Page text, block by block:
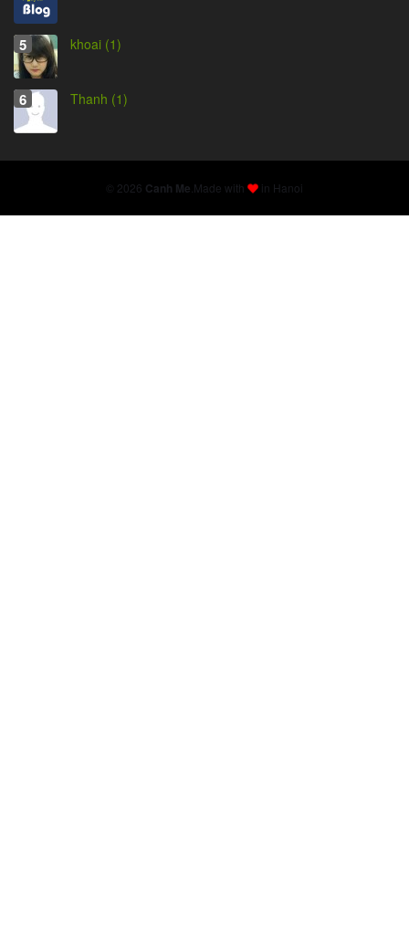
khoai (1)
Thanh (1)
© 2026 Canh Me Made with in Hanoi